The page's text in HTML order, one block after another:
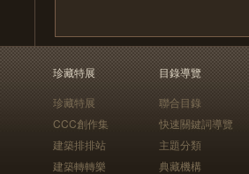
珍藏特展
珍藏特展
CCC創作集
建築排排站
建築轉轉樂
目錄導覽
聯合目錄
快速關鍵詞導覽
主題分類
典藏機構